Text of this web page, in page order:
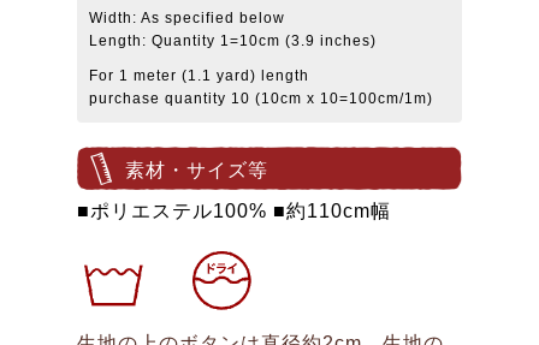
Width: As specified below
Length: Quantity 1=10cm (3.9 inches)
For 1 meter (1.1 yard) length
purchase quantity 10 (10cm x 10=100cm/1m)
素材・サイズ等
■ポリエステル100% ■約110cm幅